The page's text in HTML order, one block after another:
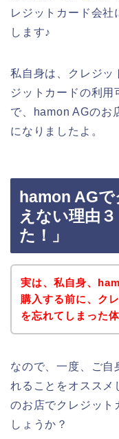
レジットカード会社
します♪
私自身は、クレジッ
ジットカードの利用
で、hamon AGのお
になりましたよ。
hamon AG
えない理由
た！」
実は、私自身、
購入する前に、ク
を忘れてしまった
なので、一度、ご自
れることをオスス
のお店でクレジット
しょうか？